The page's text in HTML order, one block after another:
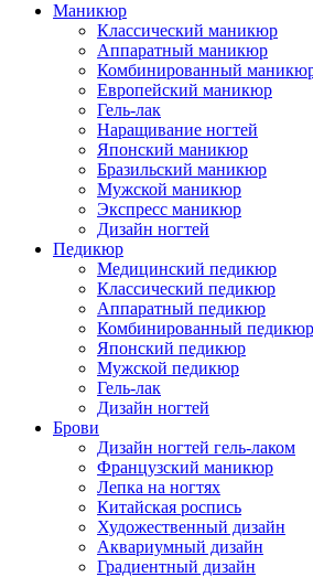
Маникюр
Классический маникюр
Аппаратный маникюр
Комбинированный
Европейский маникюр
Гель-лак
Наращивание ногтей
Японский маникюр
Бразильский маникюр
Мужской маникюр
Экспресс маникюр
Дизайн ногтей
Педикюр
Медицинский педикюр
Классический педикюр
Аппаратный педикюр
Комбинированный педикюр
Японский педикюр
Мужской педикюр
Гель-лак
Дизайн ногтей
Брови
Дизайн ногтей гель-лаком
Французский маникюр
Лепка на ногтях
Китайская роспись
Художественный дизайн
Аквариумный дизайн
Градиентный дизайн